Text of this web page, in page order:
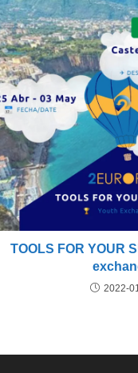
TOOLS FOR YOUR
2022-